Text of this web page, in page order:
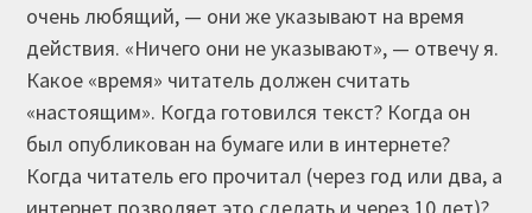
очень любящий, — они же указывают на время
действия. «Ничего они не указывают», — отвечу я.
Какое «время» читатель должен считать
«настоящим». Когда готовился текст? Когда он
был опубликован на бумаге или в интернете?
Когда читатель его прочитал (через год или два, а
интернет позволяет это сделать и через 10 лет)?